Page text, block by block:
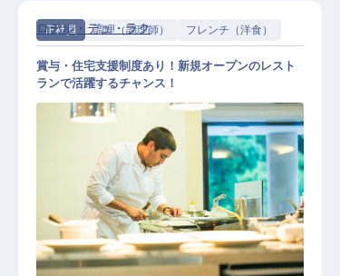
正社員 調理（調理師） フレンチ（洋食）
フレンチ（洋食） / 正社員
ロテル・デュ・ラク
賞与・住宅支援制度あり！新規オープンのレスト
ランで活躍するチャンス！